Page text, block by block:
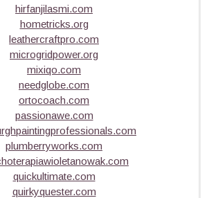
hirfanjilasmi.com
hometricks.org
leathercraftpro.com
microgridpower.org
mixiqo.com
needglobe.com
ortocoach.com
passionawe.com
plumberryworks.com
quickultimate.com
quirkyquester.com